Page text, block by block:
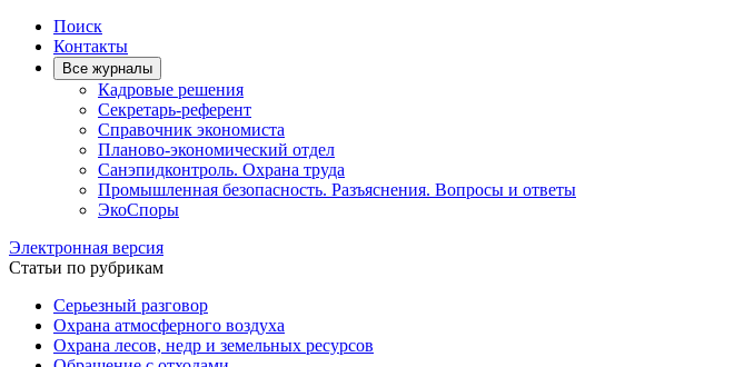
Поиск
Контакты
Все журналы
Кадровые решения
Секретарь-референт
Справочник экономиста
Планово-экономический отдел
Санэпидконтроль. Охрана труда
Промышленная безопасность. Разъяснения. Вопросы и ответы
ЭкоСпоры
Электронная версия
Статьи по рубрикам
Серьезный разговор
Охрана атмосферного воздуха
Охрана лесов, недр и земельных ресурсов